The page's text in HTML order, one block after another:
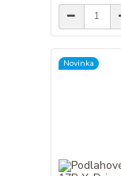
Novinka